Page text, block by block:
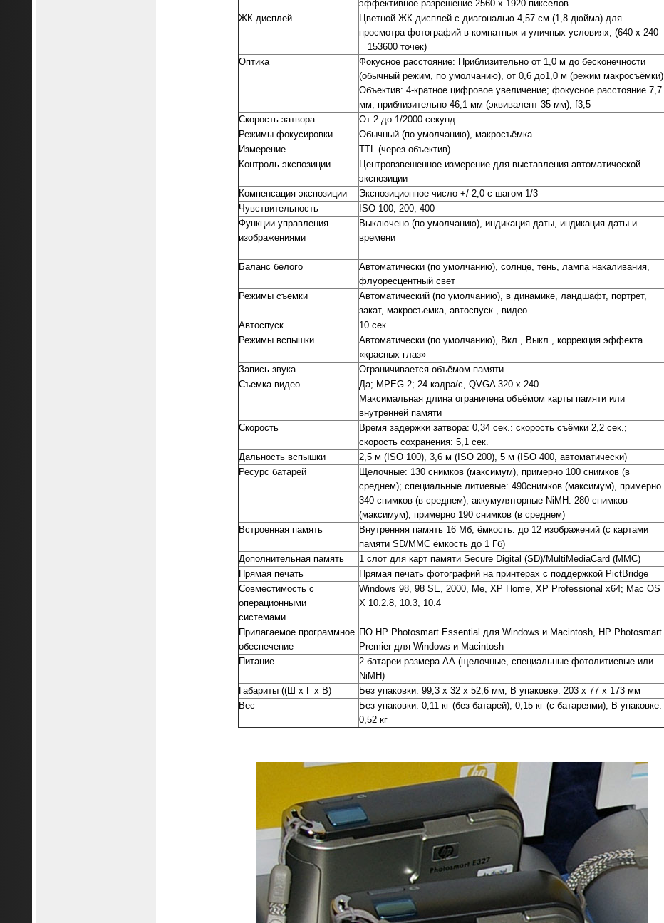
эффективное разрешение 2560 x 1920 пикселов
ЖК-дисплей
Цветной ЖК-дисплей с диагональю 4,57 см (1,8 дюйма) для
просмотра фотографий в комнатных и уличных условиях; (640 x 240
= 153600 точек)
Оптика
Фокусное расстояние: Приблизительно от 1,0 м до бесконечности
(обычный режим, по умолчанию), от 0,6 до1,0 м (режим макросъёмки)
Объектив: 4-кратное цифровое увеличение; фокусное расстояние 7,7
мм, приблизительно 46,1 мм (эквивалент 35-мм), f3,5
Скорость затвора
От 2 до 1/2000 секунд
Режимы фокусировки
Обычный (по умолчанию), макросъёмка
Измерение
TTL (через объектив)
Контроль экспозиции
Центровзвешенное измерение для выставления автоматической
экспозиции
Компенсация экспозиции
Экспозиционное число +/-2,0 с шагом 1/3
Чувствительность
ISO 100, 200, 400
Функции управления
изображениями
Выключено (по умолчанию), индикация даты, индикация даты и
времени
Баланс белого
Автоматически (по умолчанию), солнце, тень, лампа накаливания,
флуоресцентный свет
Режимы съемки
Автоматический (по умолчанию), в динамике, ландшафт, портрет,
закат, макросъемка, автоспуск , видео
Автоспуск
10 сек.
Режимы вспышки
Автоматически (по умолчанию), Вкл., Выкл., коррекция эффекта
«красных глаз»
Запись звука
Ограничивается объёмом памяти
Съемка видео
Да; MPEG-2; 24 кадра/с, QVGA 320 x 240
Максимальная длина ограничена объёмом карты памяти или
внутренней памяти
Скорость
Время задержки затвора: 0,34 сек.: скорость съёмки 2,2 сек.;
скорость сохранения: 5,1 сек.
Дальность вспышки
2,5 м (ISO 100), 3,6 м (ISO 200), 5 м (ISO 400, автоматически)
Ресурс батарей
Щелочные: 130 снимков (максимум), примерно 100 снимков (в
среднем); специальные литиевые: 490снимков (максимум), примерно
340 снимков (в среднем); аккумуляторные NiMH: 280 снимков
(максимум), примерно 190 снимков (в среднем)
Встроенная память
Внутренняя память 16 Мб, ёмкость: до 12 изображений (с картами
памяти SD/MMC ёмкость до 1 Гб)
Дополнительная память
1 слот для карт памяти Secure Digital (SD)/MultiMediaCard (MMC)
Прямая печать
Прямая печать фотографий на принтерах с поддержкой PictBridge
Совместимость с
операционными
системами
Windows 98, 98 SE, 2000, Me, XP Home, XP Professional x64; Mac OS
X 10.2.8, 10.3, 10.4
Прилагаемое программное
обеспечение
ПО HP Photosmart Essential для Windows и Macintosh, HP Photosmart
Premier для Windows и Macintosh
Питание
2 батареи размера АА (щелочные, специальные фотолитиевые или
NiMH)
Габариты ((Ш x Г x В)
Без упаковки: 99,3 x 32 x 52,6 мм; В упаковке: 203 x 77 x 173 мм
Вес
Без упаковки: 0,11 кг (без батарей); 0,15 кг (с батареями); В упаковке:
0,52 кг